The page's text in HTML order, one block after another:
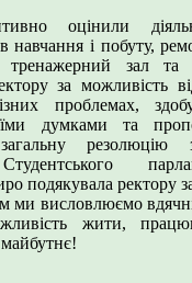
оцінили
навчання і побуту,
тренажерний зал та
за можливість
проблемах,
думками та
резолюцію
ректору за
ми висловлюємо
жити,